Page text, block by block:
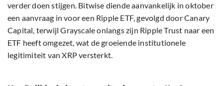
verder doen stijgen. Bitwise diende aanvankelijk in oktober
een aanvraag in voor een Ripple ETF, gevolgd door Canary
Capital, terwijl Grayscale onlangs zijn Ripple Trust naar een
ETF heeft omgezet, wat de groeiende institutionele
legitimiteit van XRP versterkt.